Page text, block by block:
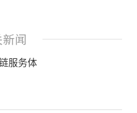
闻
服务体